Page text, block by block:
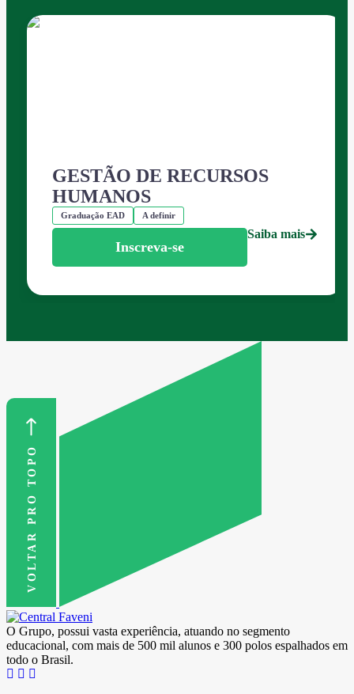
GESTÃO DE RECURSOS
HUMANOS
Graduação EAD A definir
Inscreva-se
Saiba mais
VOLTAR PRO TOPO
O Grupo, possui vasta experiência, atuando no segmento
educacional, com mais de 500 mil alunos e 300 polos espalhados em
todo o Brasil.